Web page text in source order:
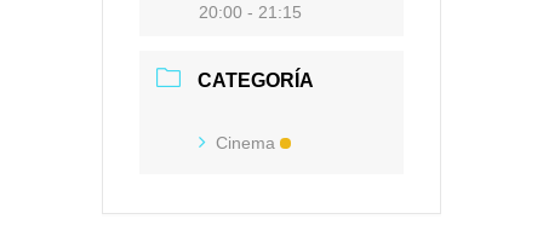
20:00 - 21:15
CATEGORÍA
Cinema